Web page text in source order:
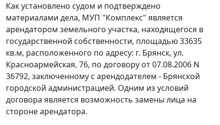
Как установлено судом и подтверждено
материалами дела, МУП "Комплекс" является
арендатором земельного участка, находящегося в
государственной собственности, площадью 33635
кв.м, расположенного по адресу: г. Брянск, ул.
Красноармейская, 76, по договору от 07.08.2006 N
36792, заключенному с арендодателем - Брянской
городской администрацией. Одним из условий
договора является возможность замены лица на
стороне арендатора.